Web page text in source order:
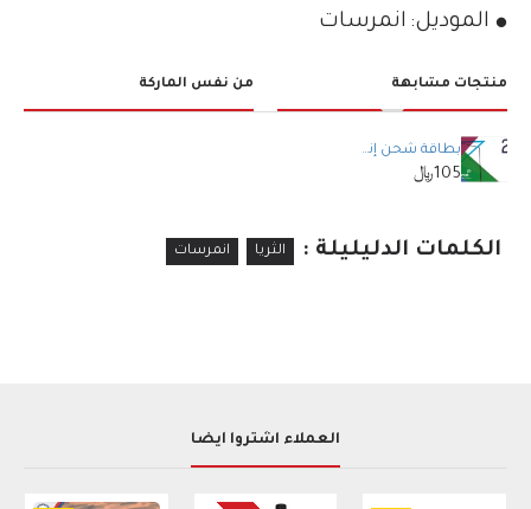
الموديل: انمرسات
منتجات مشابهة من نفس الماركة
بطاقة شحن إنمارسات فئة 20 وحدة INMARSAT 20 Units Voucher
105﷼
الكلمات الدليليلة : الثريا انمرسات
العملاء اشتروا أيضاً